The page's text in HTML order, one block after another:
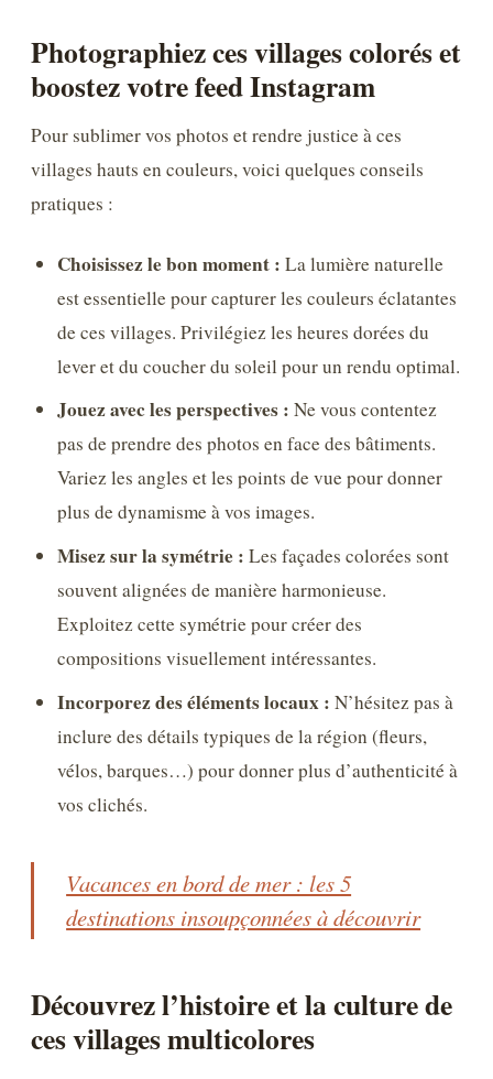
Photographiez ces villages colorés et
boostez votre feed Instagram
Pour sublimer vos photos et rendre justice à ces
villages hauts en couleurs, voici quelques conseils
pratiques :
Choisissez le bon moment : La lumière naturelle
est essentielle pour capturer les couleurs éclatantes
de ces villages. Privilégiez les heures dorées du
lever et du coucher du soleil pour un rendu optimal.
Jouez avec les perspectives : Ne vous contentez
pas de prendre des photos en face des bâtiments.
Variez les angles et les points de vue pour donner
plus de dynamisme à vos images.
Misez sur la symétrie : Les façades colorées sont
souvent alignées de manière harmonieuse.
Exploitez cette symétrie pour créer des
compositions visuellement intéressantes.
Incorporez des éléments locaux : N’hésitez pas à
inclure des détails typiques de la région (fleurs,
vélos, barques…) pour donner plus d’authenticité à
vos clichés.
Vacances en bord de mer : les 5
destinations insoupçonnées à découvrir
Découvrez l’histoire et la culture de
ces villages multicolores